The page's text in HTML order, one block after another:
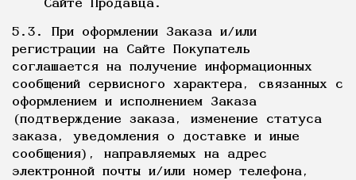
Сайте Продавца.
5.3. При оформлении Заказа и/или
регистрации на Сайте Покупатель
соглашается на получение информационных
сообщений сервисного характера, связанных с
оформлением и исполнением Заказа
(подтверждение заказа, изменение статуса
заказа, уведомления о доставке и иные
сообщения), направляемых на адрес
электронной почты и/или номер телефона,